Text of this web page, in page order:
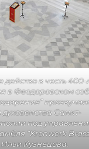
в честь 400-
в Феодоровском
Санкт-
под
“Kronwerk
Кузнецова.